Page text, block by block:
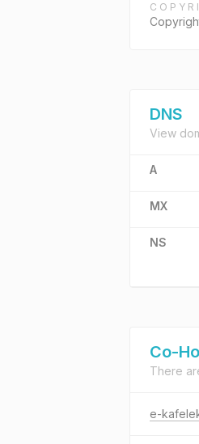
DNS
View
A
MX
NS
Co-
There
e-